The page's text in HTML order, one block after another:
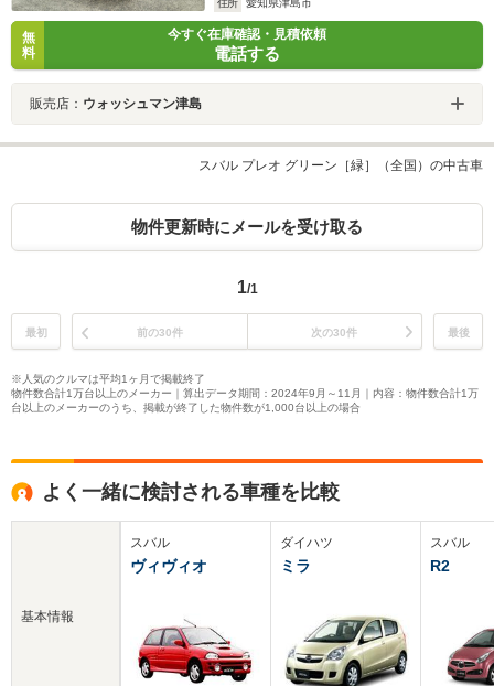
住所
愛知県津島市
無
料
今すぐ在庫確認・見積依頼
電話する
販売店： ウォッシュマン津島
スバル プレオ グリーン［緑］（全国）の中古車
物件更新時にメールを受け取る
1/1
最初 前の30件 次の30件 最後
※人気のクルマは平均1ヶ月で掲載終了
物件数合計1万台以上のメーカー｜算出データ期間：2024年9月～11月｜内容：物件数合計1万
台以上のメーカーのうち、掲載が終了した物件数が1,000台以上の場合
よく一緒に検討される車種を比較
基本情報
スバル
ヴィヴィオ
ダイハツ
ミラ
スバル
R2